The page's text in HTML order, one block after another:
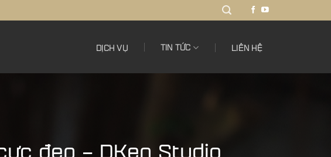
DỊCH VỤ TIN TỨC LIÊN HỆ
đẹp – DKen Studio